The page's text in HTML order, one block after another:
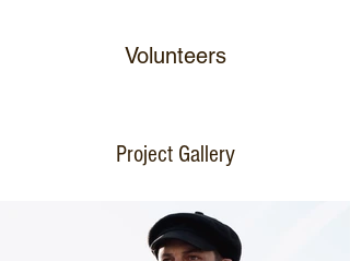
Volunteers
Project Gallery